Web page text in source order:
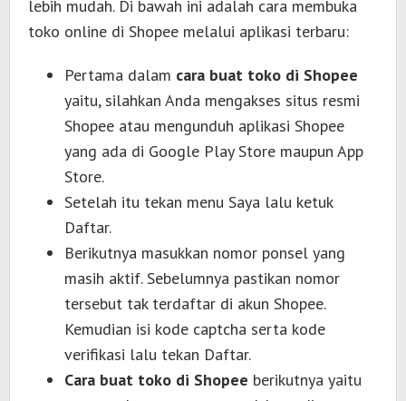
lebih mudah. Di bawah ini adalah cara membuka
toko online di Shopee melalui aplikasi terbaru:
Pertama dalam cara buat toko di Shopee
yaitu, silahkan Anda mengakses situs resmi
Shopee atau mengunduh aplikasi Shopee
yang ada di Google Play Store maupun App
Store.
Setelah itu tekan menu Saya lalu ketuk
Daftar.
Berikutnya masukkan nomor ponsel yang
masih aktif. Sebelumnya pastikan nomor
tersebut tak terdaftar di akun Shopee.
Kemudian isi kode captcha serta kode
verifikasi lalu tekan Daftar.
Cara buat toko di Shopee berikutnya yaitu